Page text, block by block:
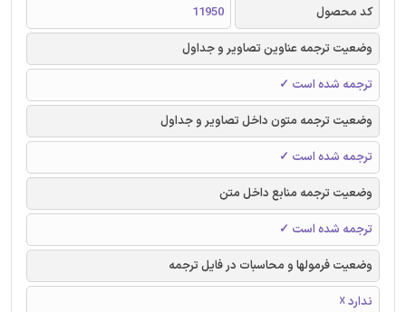
کد محصول
11950
وضعیت ترجمه عناوین تصاویر و جداول
ترجمه شده است ✓
وضعیت ترجمه متون داخل تصاویر و جداول
ترجمه شده است ✓
وضعیت ترجمه منابع داخل متن
ترجمه شده است ✓
وضعیت فرمولها و محاسبات در فایل ترجمه
ندارد ☓